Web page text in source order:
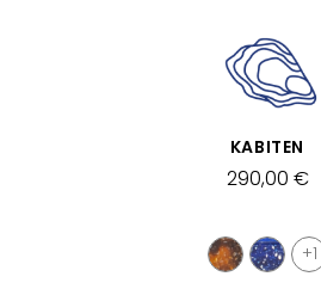
VISTA RÁPIDA
KABITEN
290,00 €
+1